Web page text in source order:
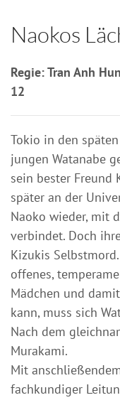
Naokos
Regie: Tran Anh
12
Tokio in den
jungen Watanabe
sein bester Freund
später an der
Naoko wieder, mit
verbindet. Doch
Kizukis
offenes,
Mädchen und
kann, muss sich
Nach dem
Murakami.
Mit
fachkundiger